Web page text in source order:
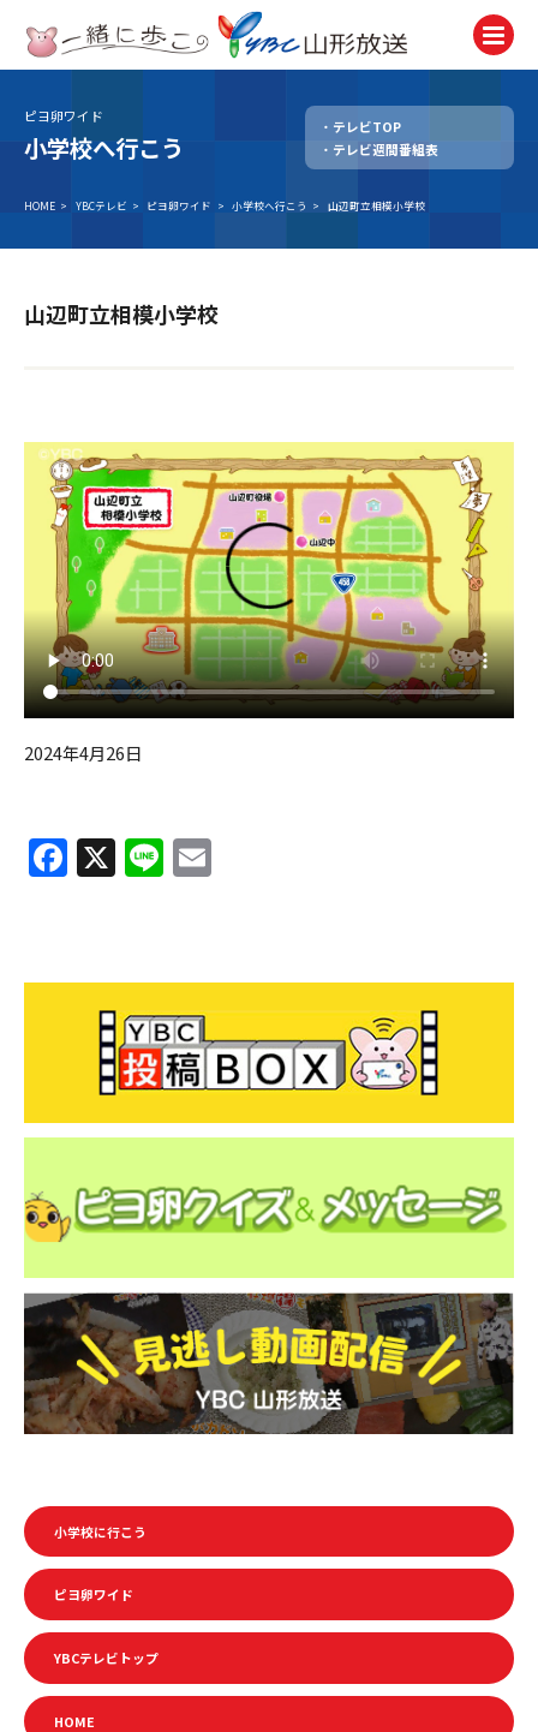
テレビ
TV
ラジオ
試写会・プレゼント
Present
ＹＢＣオンデマンド
やまがた情熱市場
ピヨ卵ワイド
小学校へ行こう
テレビTOP
テレビ週間番組表
HOME > YBCテレビ > ピヨ卵ワイド > 小学校へ行こう > 山辺町立相模小学校
山辺町立相模小学校
2024年4月26日
F
e
k
X Li
l
小学校に行こう
ピヨ卵ワイド
YBCテレビトップ
HOME